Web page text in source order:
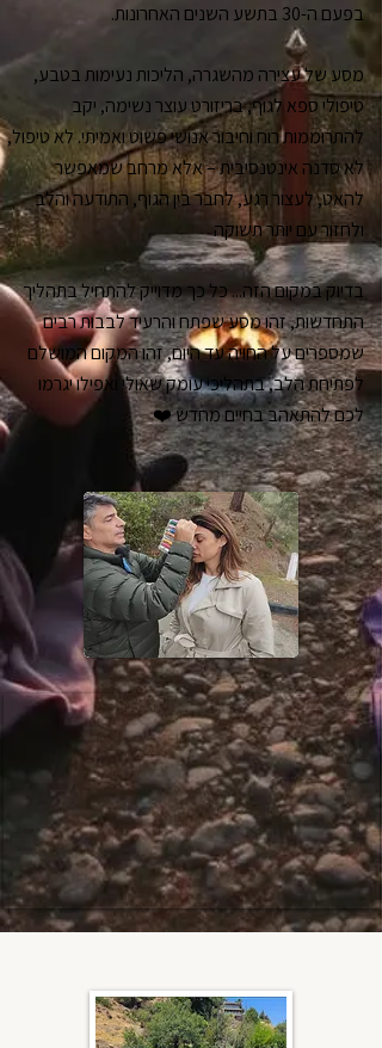
בפעם ה-30 בתשע השנים האחרונות.
מסע של עצירה מהשגרה, הליכות נעימות בטבע,
טיפולי ספא לגוף, בריזורט עוצר נשימה, יקב
להתרוממות רוח וחיבור אנושי פשוט ואמיתי. לא טיפול,
לא סדנה אינטנסיבית – אלא מרחב שמאפשר
להאט, לעצור רגע, לחבר בין הגוף, התודעה והלב
ולחזור עם יותר תשוקה
בדיוק במקום הזה... כל כך מדוייק להתחיל בתהליך
התחדשות, זהו מסע שפתח והרעיד לבבות רבים
שמספרים על החויה עד היום, זהו המקום המושלם
לפתיחת הלב, בתהליכי עומק שאולי ואפילו יגרמו
לכם להתאהב בחיים מחדש ❤️